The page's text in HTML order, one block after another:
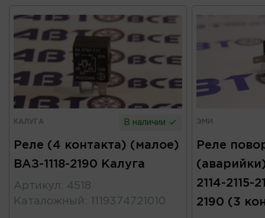
КАЛУГА В наличии
Реле (4 контакта) (малое)
ВАЗ-1118-2190 Калуга
Артикул : 4518
Каталожный : 1119374721010
ЭМИ
Реле
2114-2115-
2190 (3